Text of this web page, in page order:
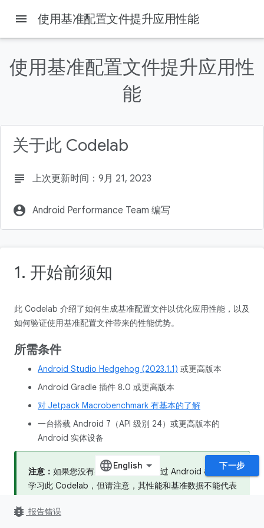
本页内容
示例应用
menu 使用基准配置文件提升应用性能
使用基准配置文件提升应用性
能
关于此 Codelab
subject 上次更新时间：9月 21, 2023
account_circle Android Performance Team 编写
1. 开始前须知
此 Codelab 介绍了如何生成基准配置文件以优化应用性能，以及
如何验证使用基准配置文件带来的性能优势。
所需条件
Android Studio Hedgehog (2023.1.1) 或更高版本
Android Gradle 插件 8.0 或更高版本
对 Jetpack Macrobenchmark 有基本的了解
一台搭载 Android 7（API 级别 24）或更高版本的
Android 实体设备
注意： 如果您没有实体设备，可以通过 Android 模拟器来
学习此 Codelab，但请注意，其性能和基准数据不能代表
资源。
下一步
bug_report 报告错误